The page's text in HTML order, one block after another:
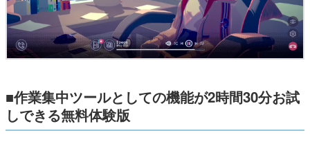
■作業集中ツールとしての機能が2時間30分お試
しできる無料体験版